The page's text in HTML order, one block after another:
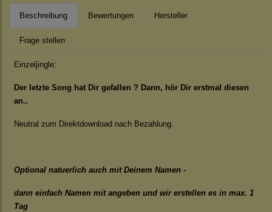
Beschreibung Bewertungen Hersteller
Frage stellen
Einzeljingle:
Der letzte Song hat Dir gefallen ? Dann, hör Dir erstmal diesen
an..
Neutral zum Direktdownload nach Bezahlung.
Optional natuerlich auch mit Deinem Namen -
dann einfach Namen mit angeben und wir erstellen es in max. 1
Tag